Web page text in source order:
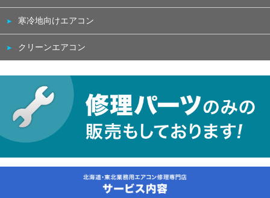
寒冷地向けエアコン
クリーンエアコン